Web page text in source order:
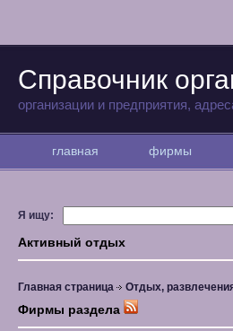
Справочник
организации и предприятия,
главная фирмы
Я ищу:
Активный отдых
Главная страница Отдых,
Фирмы раздела